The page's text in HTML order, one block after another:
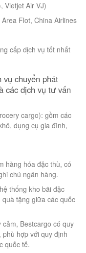
Vietjet Air VJ)
Flot, China Airlines
cấp dịch vụ tốt nhất
vụ chuyển phát
các dịch vụ tư vấn
cargo): gồm các
dụng cụ gia đình,
hàng hóa đặc thù, có
chú ngân hàng.
thống kho bãi đặc
tặng giữa các quốc
Bestcargo có quy
hợp với quy định
quốc tế.